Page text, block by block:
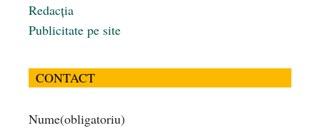
Redacția
Publicitate pe site
CONTACT
Nume(obligatoriu)